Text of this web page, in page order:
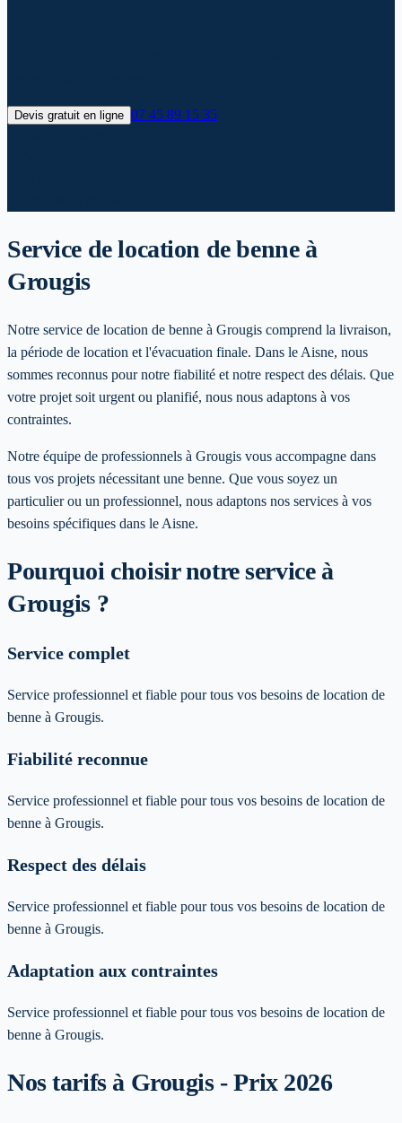
Devis gratuit en ligne 07 45 89 15 35
Service de location de benne à
Grougis
Notre service de location de benne à Grougis comprend la livraison,
la période de location et l'évacuation finale. Dans le Aisne, nous
sommes reconnus pour notre fiabilité et notre respect des délais. Que
votre projet soit urgent ou planifié, nous nous adaptons à vos
contraintes.
Notre équipe de professionnels à Grougis vous accompagne dans
tous vos projets nécessitant une benne. Que vous soyez un
particulier ou un professionnel, nous adaptons nos services à vos
besoins spécifiques dans le Aisne.
Pourquoi choisir notre service à
Grougis ?
Service complet
Service professionnel et fiable pour tous vos besoins de location de
benne à Grougis.
Fiabilité reconnue
Service professionnel et fiable pour tous vos besoins de location de
benne à Grougis.
Respect des délais
Service professionnel et fiable pour tous vos besoins de location de
benne à Grougis.
Adaptation aux contraintes
Service professionnel et fiable pour tous vos besoins de location de
benne à Grougis.
Nos tarifs à Grougis - Prix 2026